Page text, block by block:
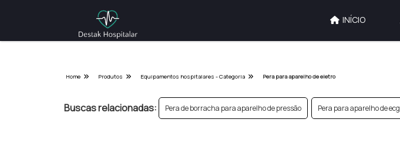
INÍCIO
Home Produtos Equipamentos hospitalares - Categoria Pera para aparelho de eletro
Buscas relacionadas: Pera de borracha para aparelho de pressão Pera para aparelho de ecg